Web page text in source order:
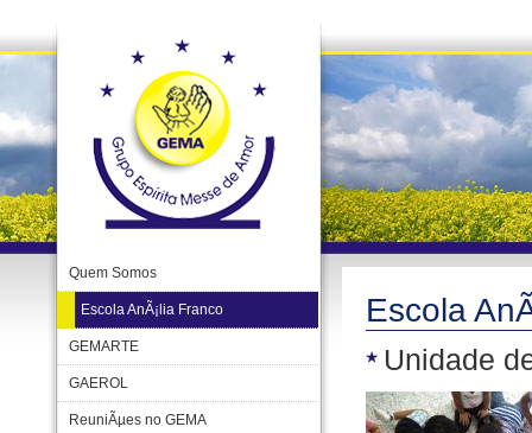
Quem Somos
Escola AnÃ¡lia Franco
GEMARTE
GAEROL
ReuniÃµes no GEMA
Escola
Unidade